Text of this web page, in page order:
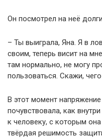
Он посмотрел на неё
– Ты выиграла, Яна. Я в
своим, теперь висит на
там нормально, не могу
пользоваться. Скажи,
В этот момент
почувствовала, как
к человеку, с которым
твёрдая решимость